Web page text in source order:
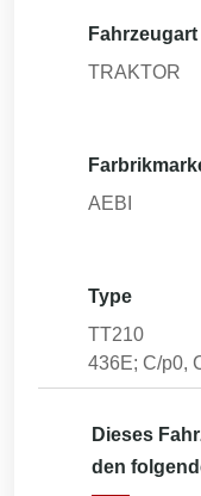
Fahrzeugart
TRAKTOR
AEBI
Type
TT210
436E; C/p0,
Dieses
den